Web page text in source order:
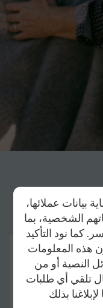
بالحياة
والاستمتاع
المالي تحدي
يمكنك تنمية
مع ضمان
عملائها،
الشخصية، بما
كما نود التأكيد
هذه المعلومات
النصية أو من
تلقي أي طلبات
بذلك